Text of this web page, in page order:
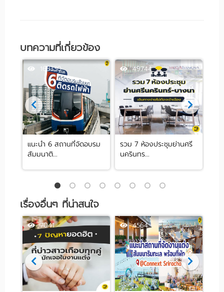
บทความที่เกี่ยวข้อง
163330
แนะนำ 6 สถานที่จัดอบรม
สัมมนาติ...
49744
รวม 7 ห้องประชุมย่านศรี
นครินทร...
เรื่องอื่นๆ ที่น่าสนใจ
7041 4564